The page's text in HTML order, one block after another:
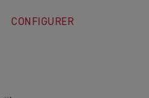
CONFIGURER